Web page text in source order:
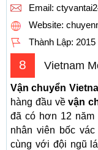
Email:
Website:
Thành Lập: 2015
8 Vietnam
Vận chuyển
hàng đầu vềvận
đã có hơn 12 năm
nhân viên bốc
cùng với đội ngũ